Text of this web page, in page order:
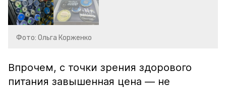
Фото: Ольга Корженко
Впрочем, с точки зрения здорового
питания завышенная цена — не